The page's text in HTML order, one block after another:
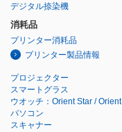
デジタル捺染機
消耗品
プリンター消耗品
プリンター製品情報
プロジェクター
スマートグラス
ウオッチ：Orient Star / Orient
パソコン
スキャナー